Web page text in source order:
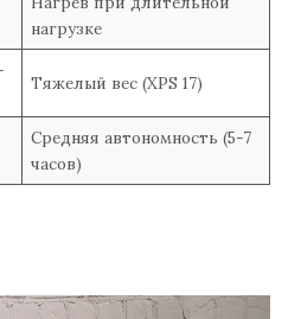
нагрузке
Тяжелый вес (XPS 17)
Средняя автономность (5-7
часов)